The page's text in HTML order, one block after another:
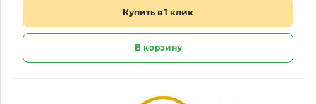
Купить в 1 клик
В корзину